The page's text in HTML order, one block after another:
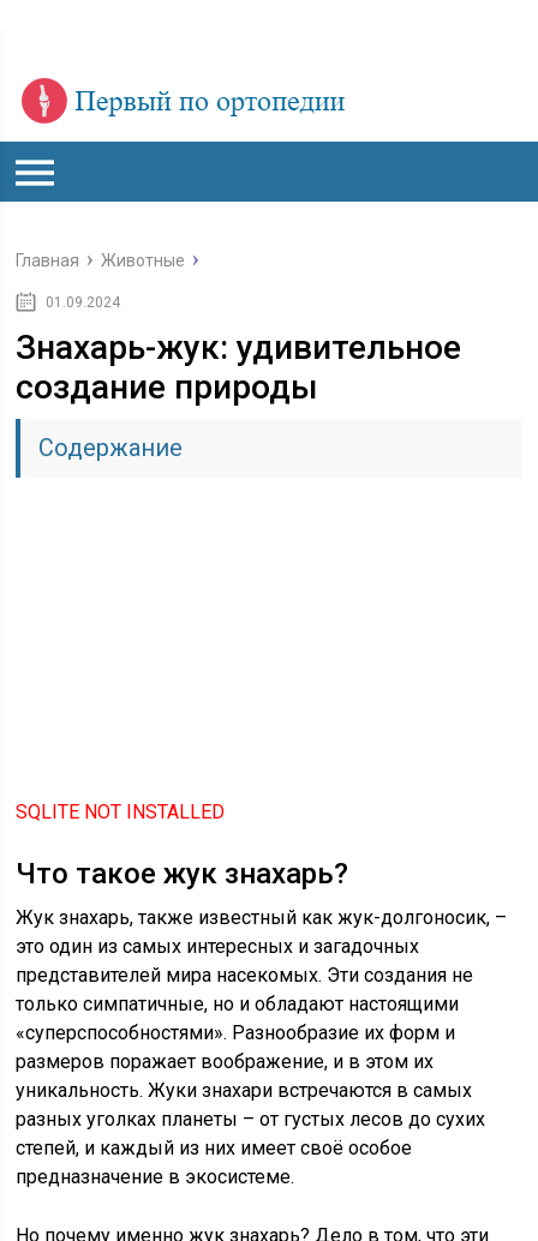
Главная Животные
01.09.2024
Знахарь-жук: удивительное
создание природы
Содержание
SQLITE NOT INSTALLED
Что такое жук знахарь?
Жук знахарь, также известный как жук-долгоносик, –
это один из самых интересных и загадочных
представителей мира насекомых. Эти создания не
только симпатичные, но и обладают настоящими
«суперспособностями». Разнообразие их форм и
размеров поражает воображение, и в этом их
уникальность. Жуки знахари встречаются в самых
разных уголках планеты – от густых лесов до сухих
степей, и каждый из них имеет своё особое
предназначение в экосистеме.
Но почему именно жук знахарь? Дело в том, что эти